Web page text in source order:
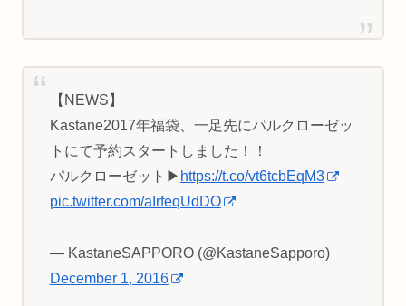
【NEWS】
Kastane2017年福袋、一足先にパルクローゼッ
トにて予約スタートしました！！
パルクローゼット▶︎ https://t.co/vt6tcbEqM3
pic.twitter.com/aIrfeqUdDO
— KastaneSAPPORO (@KastaneSapporo)
December 1, 2016